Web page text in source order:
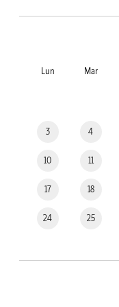
Lun Mar
3 4
10 11
17 18
24 25